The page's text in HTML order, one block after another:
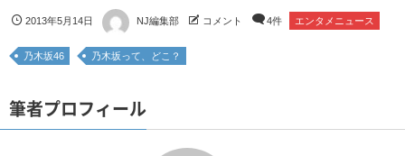
2013年5月14日 NJ編集部 コメント 4件 エンタメニュース
乃木坂46 乃木坂って、どこ？
筆者プロフィール